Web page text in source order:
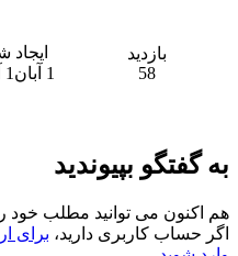
بازدید
58
ایجاد
1 آبان
1 آبان
به گفتگو بپیوندید
هم اکنون می توانید مطلب خود را
اگر حساب کاربری دارید، برای